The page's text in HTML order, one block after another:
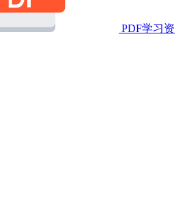
PDF学习资